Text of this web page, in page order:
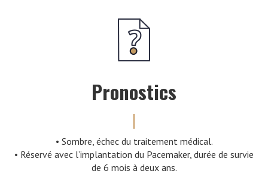
Pronostics
• Sombre, échec du traitement médical.
• Réservé avec l’implantation du Pacemaker, durée de survie
de 6 mois à deux ans.